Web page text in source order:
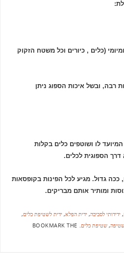
(כלים , כיורים וכל משטח הזקוק
רבה, ובשל איכות הספוג ניתן
לו ושוטפים כלים בקלות
דרך הספוגית לכלים.
ככה גדול. מגיע לכל הפינות בקופסאות
ומותיר אותם מבריקים.
, ידידותי לסביבה, ידית הפלא, ידית לשטיפת כלים,
, שטיפת כלים.